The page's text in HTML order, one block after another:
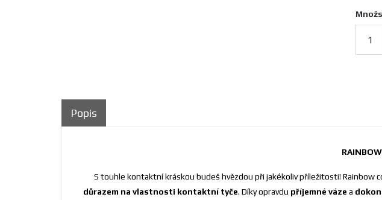
Popis
S touhle kontaktní kráskou budeš hvězdou při jakékoliv příležitosti!
důrazem na vlastnosti kontaktní tyče. Díky opravdu příjemné váze a